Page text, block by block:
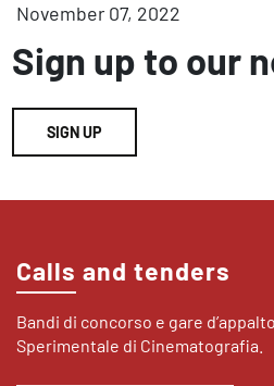
November 07, 2022
Sign up to our
SIGN UP
Calls and tenders
Bandi di concorso e gare
Sperimentale di Cinematografia.